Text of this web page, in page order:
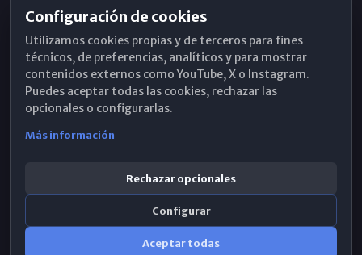
Configuración de cookies
Utilizamos cookies propias y de terceros para fines
técnicos, de preferencias, analíticos y para mostrar
contenidos externos como YouTube, X o Instagram.
Puedes aceptar todas las cookies, rechazar las
opcionales o configurarlas.
Más información
Rechazar opcionales
Configurar
Aceptar todas